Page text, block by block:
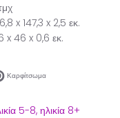
x 147,3 x 2,5 εκ.
x 46 x 0,6 εκ.
στο Twitter
ΚαρφίτσωμαΚαρφίτσωμα στο
5-8, ηλικία 8+